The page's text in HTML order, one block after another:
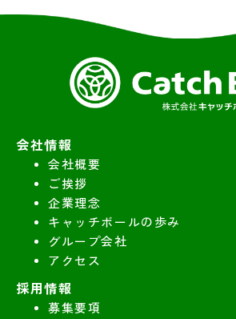
会社情報
会社概要
ご挨拶
企業理念
キャッチボールの歩み
グループ会社
アクセス
採用情報
募集要項